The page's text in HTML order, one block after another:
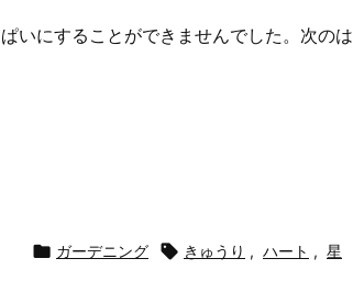
いにすることができませんでした。次のは
 ガーデニング  きゅうり , ハート , 星